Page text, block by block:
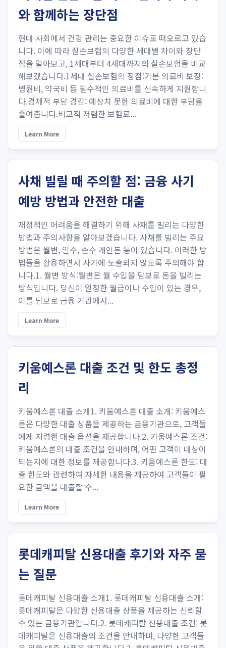
와 함께하는 장단점
현대 사회에서 건강 관리는 중요한 이슈로 떠오르고 있습
니다. 이에 따라 실손보험의 다양한 세대별 차이와 장단
점을 알아보고, 1세대부터 4세대까지의 실손보험을 비교
해보겠습니다.1세대 실손보험의 장점:기본 의료비 보장:
병원비, 약국비 등 필수적인 의료비를 신속하게 지원합니
다.경제적 부담 경감: 예상치 못한 의료비에 대한 부담을
줄여줍니다.비교적 저렴한 보험료...
Learn More
사채 빌릴 때 주의할 점: 금융 사기
예방 방법과 안전한 대출
재정적인 어려움을 해결하기 위해 사채를 빌리는 다양한
방법과 주의사항을 알아보겠습니다. 사채를 빌리는 주요
방법은 월변, 일수, 순수 개인돈 등이 있습니다. 이러한 방
법들을 활용하면서 사기에 노출되지 않도록 주의해야 합
니다.1. 월변 방식:월변은 월 수입을 담보로 돈을 빌리는
방식입니다. 당신이 일정한 월급이나 수입이 있는 경우,
이를 담보로 금융 기관에서...
Learn More
키움예스론 대출 조건 및 한도 총정
리
키움예스론 대출 소개1. 키움예스론 대출 소개: 키움예스
론은 다양한 대출 상품을 제공하는 금융기관으로, 고객들
에게 저렴한 대출 옵션을 제공합니다.2. 키움예스론 조건:
키움예스론의 대출 조건을 안내하며, 어떤 고객이 대상이
되는지에 대한 정보를 제공합니다.3. 키움예스론 한도: 대
출 한도와 관련하여 자세한 내용을 제공하여 고객들이 필
요한 금액을 대출할 수...
Learn More
롯데캐피탈 신용대출 후기와 자주 묻
는 질문
롯데캐피탈 신용대출 소개1. 롯데캐피탈 신용대출 소개:
롯데캐피탈은 다양한 신용대출 상품을 제공하는 신뢰할
수 있는 금융기관입니다.2. 롯데캐피탈 신용대출 조건: 롯
데캐피탈은 신용대출의 조건을 안내하며, 다양한 고객들